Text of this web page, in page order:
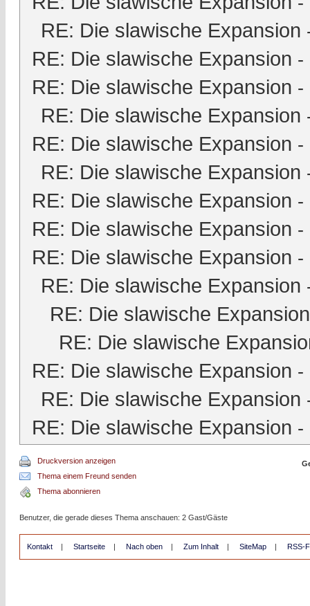
RE: Die slawische Expansion
RE: Die slawische Expansion -
RE: Die slawische Expansion -
RE: Die slawische Expansion
RE: Die slawische Expansion -
RE: Die slawische Expansion
RE: Die slawische Expansion -
RE: Die slawische Expansion -
RE: Die slawische Expansion -
RE: Die slawische Expansion
RE: Die slawische Expansion
RE: Die slawische
RE: Die slawische Expansion -
RE: Die slawische Expansion
RE: Die slawische Expansion -
Druckversion anzeigen
Thema einem Freund senden
Thema abonnieren
Benutzer, die gerade dieses Thema anschauen: 2 Gast/Gäste
Kontakt | Startseite | Nach oben | Zum Inhalt | SiteMap | RSS-